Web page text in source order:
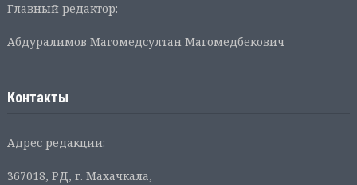
Главный редактор:
Абдуралимов Магомедсултан Магомедбекович
Контакты
Адрес редакции:
367018, РД, г. Махачкала,